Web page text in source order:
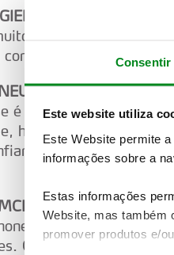
Consentir
Este website utiliza
Este Website permite
informações sobre a
Estas informações
Website, mas também
promover produtos e/
LANDAIS
e não conseguimos
sempre».
WYDAEGHE
é da chuva ou de outra
honestamente, o
e não consegui
TREACY
as condições
O piso está molhado